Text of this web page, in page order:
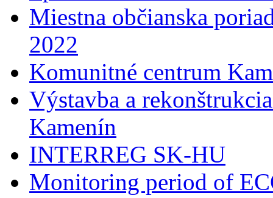
Miestna občianska
2022
Komunitné centrum
Výstavba a
Kamenín
INTERREG SK-HU
Monitoring period of